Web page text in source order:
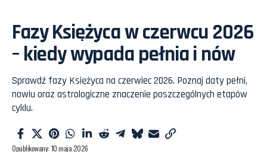
Fazy Księżyca w czerwcu 2026
– kiedy wypada pełnia i nów
Sprawdź fazy Księżyca na czerwiec 2026. Poznaj daty pełni,
nowiu oraz astrologiczne znaczenie poszczególnych etapów
cyklu.
Opublikowany: 10 maja 2026